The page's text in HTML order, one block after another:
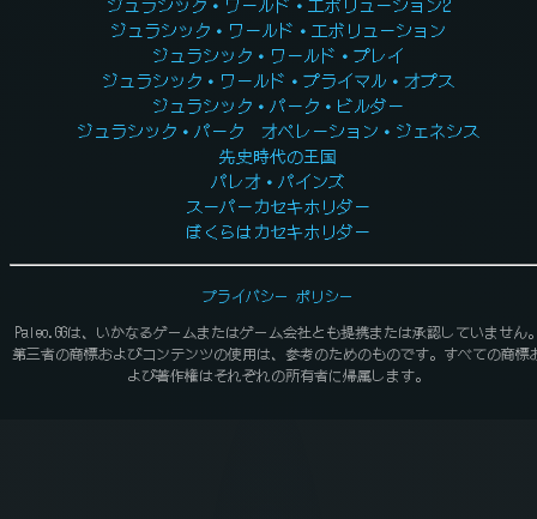
ジュラシック・ワールド・エボリューション2
ジュラシック・ワールド・エボリューション
ジュラシック・ワールド・プレイ
ジュラシック・ワールド・プライマル・オプス
ジュラシック・パーク・ビルダー
ジュラシック・パーク オペレーション・ジェネシス
先史時代の王国
パレオ・パインズ
スーパーカセキホリダー
ぼくらはカセキホリダー
Paleo.GGは、いかなるゲームまたはゲーム会社とも提携または承認していません
第三者の商標およびコンテンツの使用は、参考のためのものです。すべての商標
よび著作権はそれぞれの所有者に帰属します。
プライバシー ポリシー